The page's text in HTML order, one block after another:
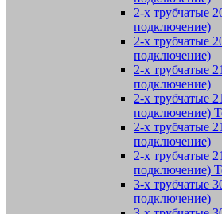
2-х трубчатые
подключение)
2-х трубчатые
подключение)
2-х трубчатые
подключение)
2-х трубчатые
подключение)
2-х трубчатые
подключение)
2-х трубчатые
подключение)
3-х трубчатые
подключение)